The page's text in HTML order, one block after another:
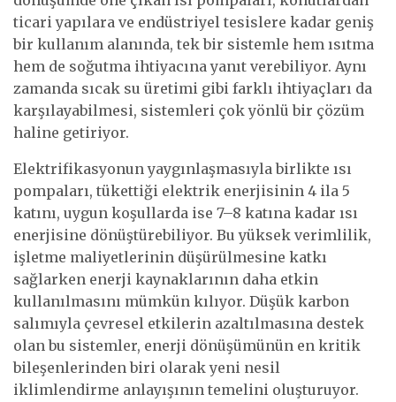
ticari yapılara ve endüstriyel tesislere kadar geniş
bir kullanım alanında, tek bir sistemle hem ısıtma
hem de soğutma ihtiyacına yanıt verebiliyor. Aynı
zamanda sıcak su üretimi gibi farklı ihtiyaçları da
karşılayabilmesi, sistemleri çok yönlü bir çözüm
haline getiriyor.
Elektrifikasyonun yaygınlaşmasıyla birlikte ısı
pompaları, tükettiği elektrik enerjisinin 4 ila 5
katını, uygun koşullarda ise 7–8 katına kadar ısı
enerjisine dönüştürebiliyor. Bu yüksek verimlilik,
işletme maliyetlerinin düşürülmesine katkı
sağlarken enerji kaynaklarının daha etkin
kullanılmasını mümkün kılıyor. Düşük karbon
salımıyla çevresel etkilerin azaltılmasına destek
olan bu sistemler, enerji dönüşümünün en kritik
bileşenlerinden biri olarak yeni nesil
iklimlendirme anlayışının temelini oluşturuyor.